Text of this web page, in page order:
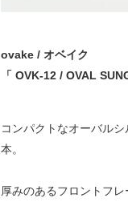
ovake / オベイク
「 OVK-12 / OVAL
コンパクトなオーバル
本。
厚みのあるフロントフ